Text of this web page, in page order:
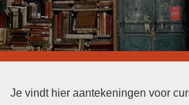
Je vindt hier aantekeningen voor